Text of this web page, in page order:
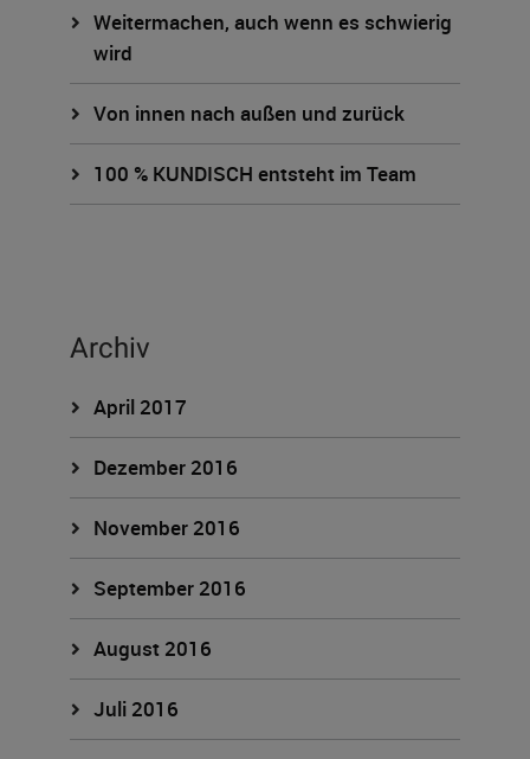
Weitermachen, auch wenn es schwierig
wird
Von innen nach außen und zurück
100 % KUNDISCH entsteht im Team
Archiv
April 2017
Dezember 2016
November 2016
September 2016
August 2016
Juli 2016